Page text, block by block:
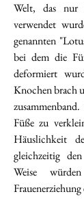
Welt, das nur
verwendet
genannten
bei dem die
deformiert
Knochen brach
Füße zu
Häuslichkeit
gleichzeitig
Weise